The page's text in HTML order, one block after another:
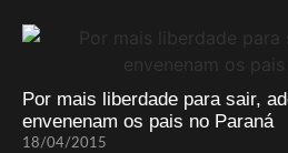
Por mais liberdade para sair,
envenenam os pais no Paraná
18/04/2015